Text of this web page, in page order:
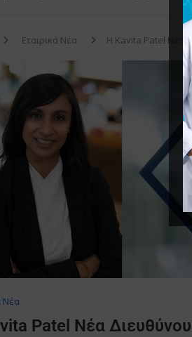
Εταιρικά Νέα Η Kavita Patel Νέα
Νέα
Patel Νέα